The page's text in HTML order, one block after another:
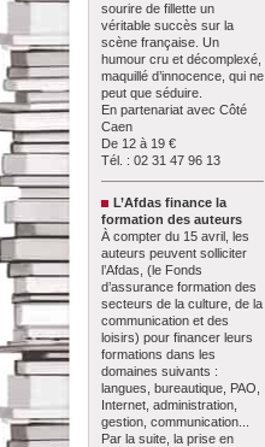
sourire de fillette un
véritable succès sur la
scène française. Un
humour cru et décomplexé,
maquillé d’innocence, qui ne
peut que séduire.
En partenariat avec Côté
Caen
De 12 à 19 €
Tél. : 02 31 47 96 13
L’Afdas finance la
formation des auteurs
À compter du 15 avril, les
auteurs peuvent solliciter
l’Afdas, (le Fonds
d’assurance formation des
secteurs de la culture, de la
communication et des
loisirs) pour financer leurs
formations dans les
domaines suivants :
langues, bureautique, PAO,
Internet, administration,
gestion, communication...
Par la suite, la prise en